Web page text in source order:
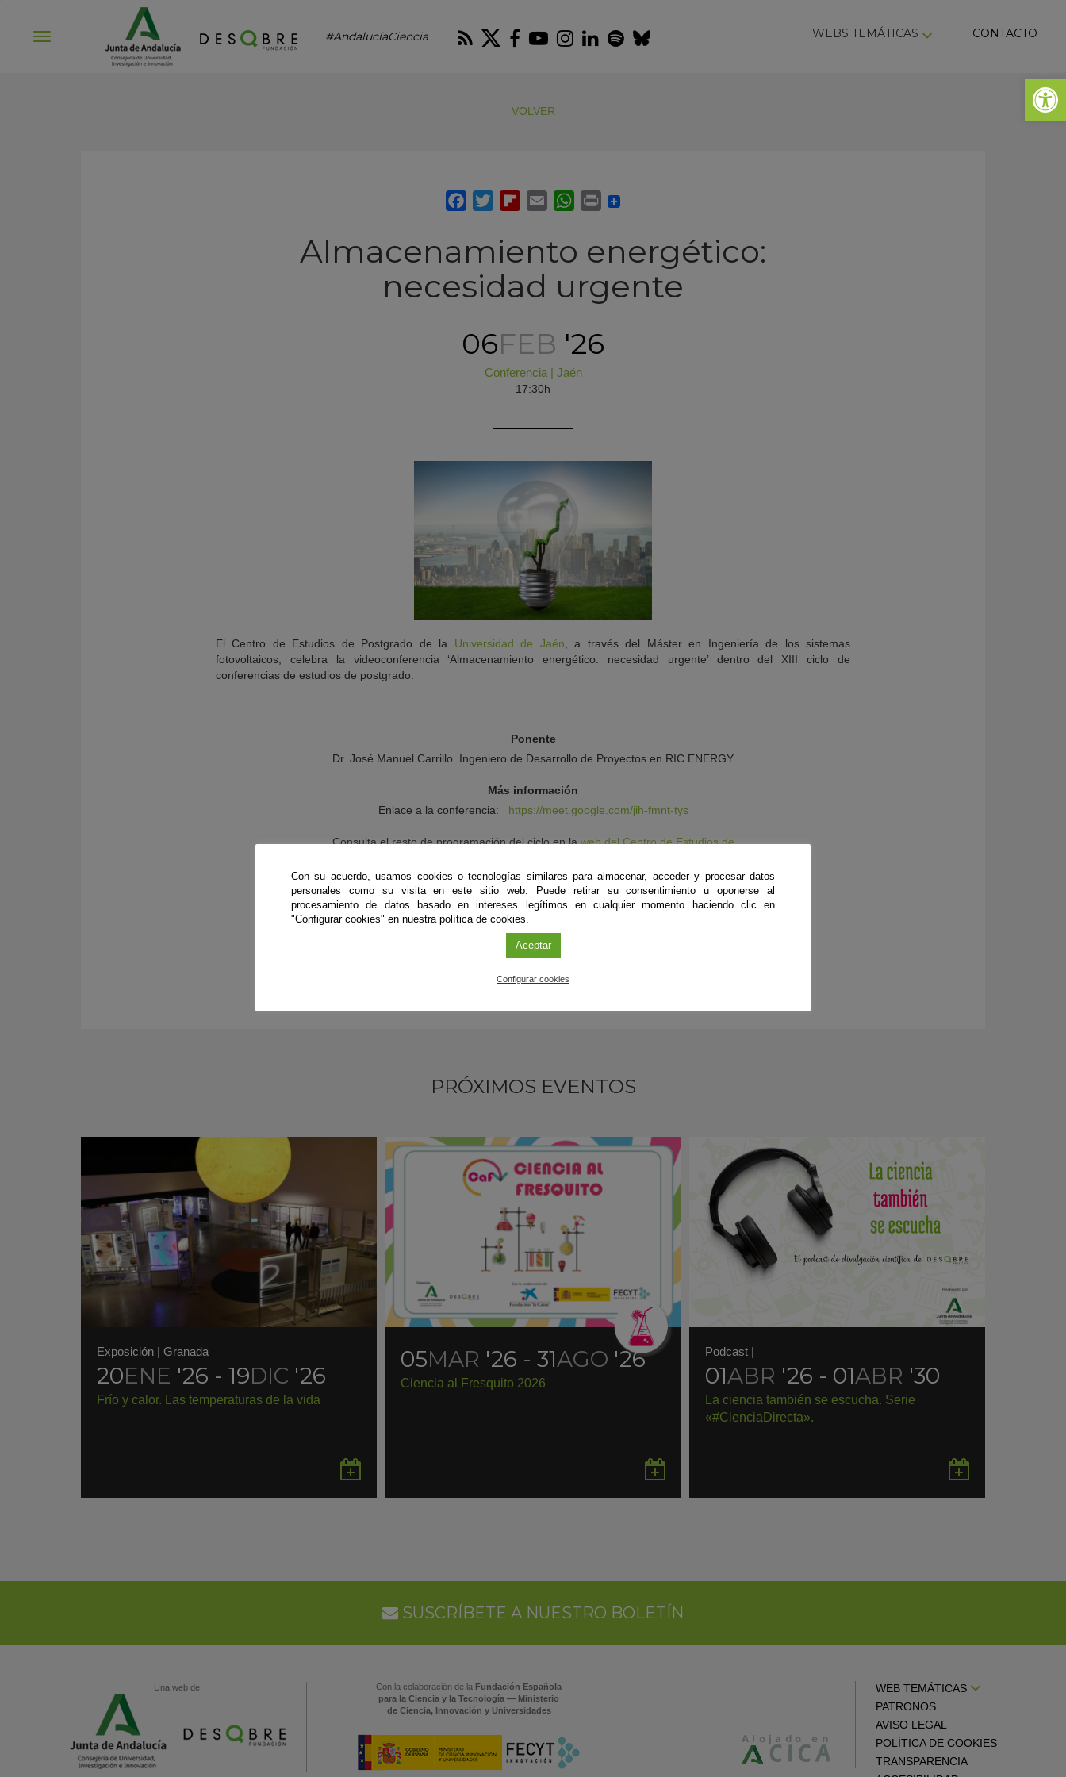
Abrir
#AndalucíaCiencia RSS Twitter
Facebook
Youtube
Instagram
LinkedIn
Spotify
Bluesky WEBS TEMÁTICAS CONTACTO
VOLVER
Almacenamiento energético:
necesidad urgente
06FEB '26
Conferencia| Jaén
17:30h
El Centro de Estudios de Postgrado de la Universidad de Jaén , a través del Máster en Ingeniería de los sistemas
fotovoltaicos, celebra la videoconferencia ‘Almacenamiento energético: necesidad urgente’ dentro del XIII ciclo de
conferencias de estudios de postgrado.
Ponente
Dr. José Manuel Carrillo. Ingeniero de Desarrollo de Proyectos en RIC ENERGY
Más información
Enlace a la conferencia: https://meet.google.com/jih-fmnt-tys
Consulta el resto de programación del ciclo en laweb del Centro de Estudios de
Y más en nuestro canal de YouTube@DifusionPostgrado-UJAEN
PRÓXIMOS EVENTOS
Exposición | Granada
20ENE '26 - 19DIC '26
Frío y calor. Las temperaturas de la vida
en
05MAR '26 - 31AGO '26
Ciencia al Fresquito 2026
en
Podcast|
01ABR '26 - 01ABR '30
La ciencia también se escucha. Serie
«#CienciaDirecta».
en
SUSCRÍBETE A NUESTRO BOLETÍN
Una web de: Con la colaboración de la Fundación Española
para la Ciencia y la Tecnología — Ministerio
de Ciencia, Innovación y Universidades
WEB TEMÁTICAS
PATRONOS
AVISO LEGAL
POLÍTICA DE COOKIES
TRANSPARENCIA
Con su acuerdo, usamos cookies o tecnologías similares para almacenar, acceder y procesar datos
personales como su visita en este sitio web. Puede retirar su consentimiento u oponerse al
procesamiento de datos basado en intereses legítimos en cualquier momento haciendo clic en
"Configurar cookies" en nuestra política de cookies.
Aceptar
Configurar cookies